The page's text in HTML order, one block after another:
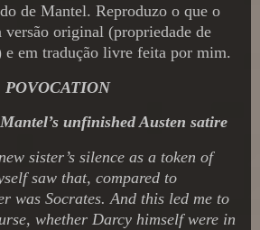
de Mantel. Reproduzo o que o
versão original (propriedade de
e em tradução livre feita por mim.
POVOCATION
unfinished Austen satire
sister’s silence as a token of
saw that, compared to
was Socrates. And this led me to
whether Darcy himself were in